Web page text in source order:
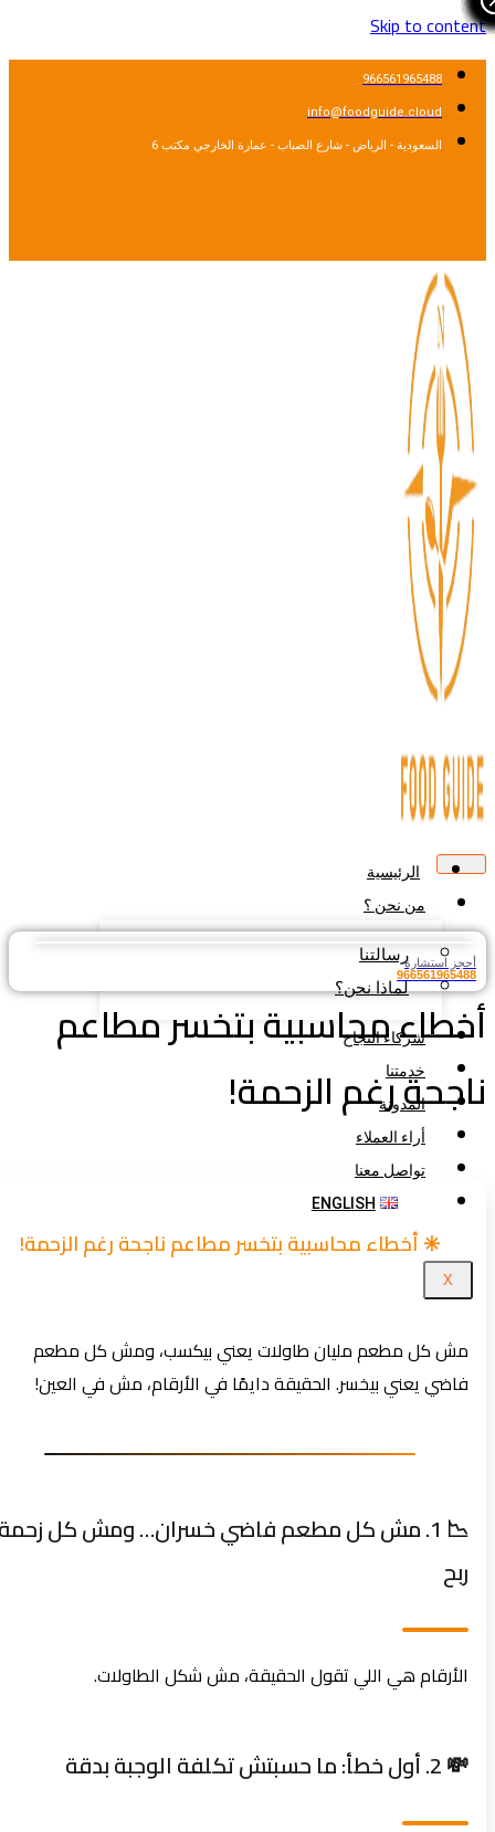
Skip to
966561965488
info@foodguide.cloud
السعودية - الرياض - شارع الضباب - عمارة الخارجي مكتب 6
الرئيسية
من نحن ؟
رسالتنا
لماذا نحن؟
شركاء النجاح
خدمتنا
المدونة
أراء العملاء
تواصل معنا
ENGLISH
استشارة
محاسبية بتخسر مطاعم
رغم الزحمة!
✳️ أخطاء محاسبية بتخسر مطاعم ناجحة رغم الزحمة!
مش كل مطعم مليان طاولات يعني بيكسب، ومش كل مطعم
فاضي يعني بيخسر. الحقيقة دايمًا في الأرقام، مش في العين!
📉 1. مش كل مطعم فاضي خسران… ومش كل زحمة
الأرقام هي اللي تقول الحقيقة، مش شكل الطاولات.